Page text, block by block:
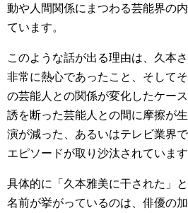
動や人間関係にまつわる芸能界の
ています。
このような話が出る理由は、久本
非常に熱心であったこと、そして
の芸能人との関係が変化したケー
誘を断った芸能人との間に摩擦が
演が減った、あるいはテレビ業界
エピソードが取り沙汰されています
具体的に「久本雅美に干された」
名前が挙がっているのは、俳優の